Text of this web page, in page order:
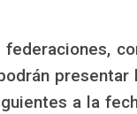
presentar
a la